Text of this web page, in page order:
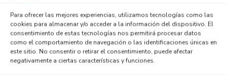
Para ofrecer las mejores experiencias, utilizamos tecnologías como las
cookies para almacenar y/o acceder a la información del dispositivo. El
consentimiento de estas tecnologías nos permitirá procesar datos
como el comportamiento de navegación o las identificaciones únicas en
este sitio. No consentir o retirar el consentimiento, puede afectar
negativamente a ciertas características y funciones.
Radius:1 km